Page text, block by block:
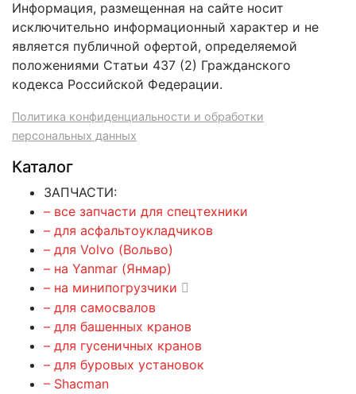
Информация, размещенная на сайте носит
исключительно информационный характер и не
является публичной офертой, определяемой
положениями Статьи 437 (2) Гражданского
кодекса Российской Федерации.
Политика конфиденциальности и обработки
персональных данных
Каталог
ЗАПЧАСТИ:
– все запчасти для спецтехники
– для асфальтоукладчиков
– для Volvo (Вольво)
– на Yanmar (Янмар)
– на минипогрузчики
– для самосвалов
– для башенных кранов
– для гусеничных кранов
– для буровых установок
– Shacman